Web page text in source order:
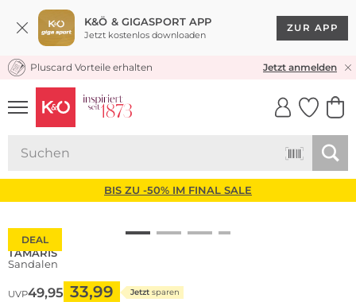
K&Ö & GIGASPORT APP
Jetzt kostenlos downloaden
ZUR APP
KOSTENLOSER VERSAND* & RÜCKVERSAND
Pluscard Vorteile erhalten Jetzt anmelden
UNSERE APP
CLICK &
BIS ZU -50% IM FINAL SALE
DEAL
TAMARIS
Sandalen
UVP49,95 33,99 Jetzt sparen